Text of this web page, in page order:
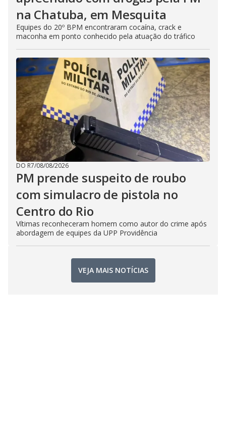
na Chatuba, em Mesquita
Equipes do 20º BPM encontraram cocaína, crack e
maconha em ponto conhecido pela atuação do tráfico
DO R7/08/08/2026
PM prende suspeito de roubo
com simulacro de pistola no
Centro do Rio
Vítimas reconheceram homem como autor do crime após
abordagem de equipes da UPP Providência
VEJA MAIS NOTÍCIAS